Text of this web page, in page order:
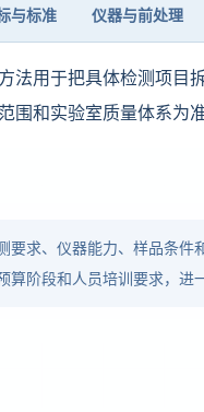
与标准 仪器与前处理
法用于把具体检测项目
围和实验室质量体系为准
要求、仪器能力、样品条
算阶段和人员培训要求，进